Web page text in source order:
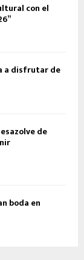
con el
a disfrutar de
de
boda en